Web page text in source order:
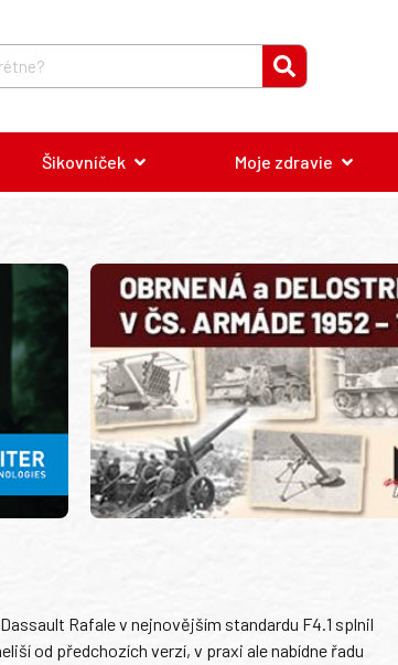
Šikovníček Moje zdravie
Rafale v nejnovějším standardu F4.1 splnil
od předchozích verzí, v praxi ale nabídne řadu